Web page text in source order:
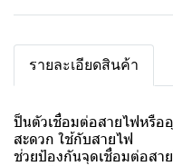
รายละเอียดสินค้า
ป็นตัวเชื่อมต่อสายไฟหรือ
สะดวก ใช้กับสายไฟ
ช่วยป้องกันจุดเชื่อมต่อสา